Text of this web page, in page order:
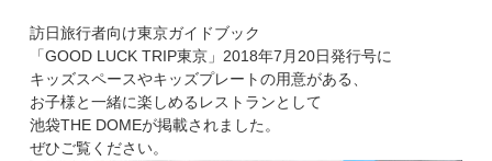
訪日旅行者向け東京ガイドブック
「GOOD LUCK TRIP東京」2018年7月20日発行号に
キッズスペースやキッズプレートの用意がある、
お子様と一緒に楽しめるレストランとして
池袋THE DOMEが掲載されました。
ぜひご覧ください。